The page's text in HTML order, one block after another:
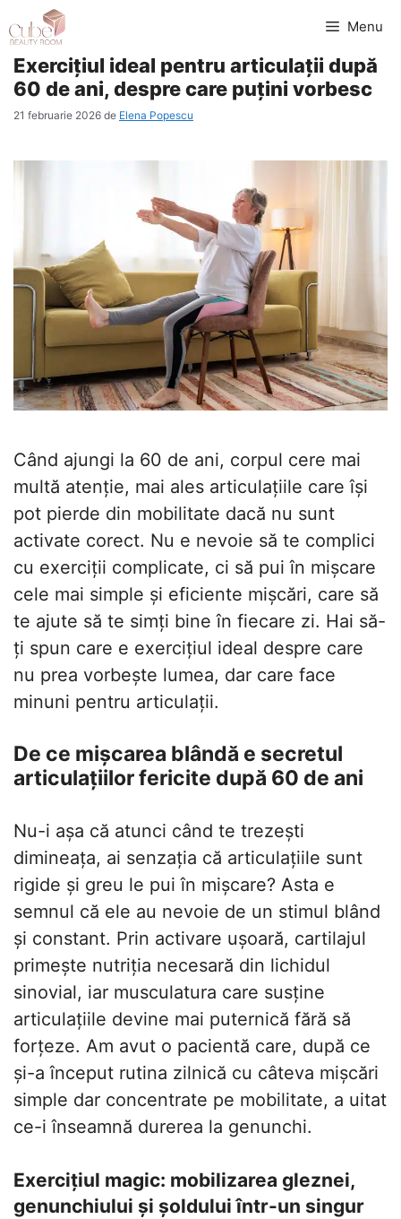
la
conținut
Menu
Exercițiul ideal pentru articulații după
60 de ani, despre care puțini vorbesc
21 februarie 2026 de Elena Popescu
Când ajungi la 60 de ani, corpul cere mai
multă atenție, mai ales articulațiile care își
pot pierde din mobilitate dacă nu sunt
activate corect. Nu e nevoie să te complici
cu exerciții complicate, ci să pui în mișcare
cele mai simple și eficiente mișcări, care să
te ajute să te simți bine în fiecare zi. Hai să-
ți spun care e exercițiul ideal despre care
nu prea vorbește lumea, dar care face
minuni pentru articulații.
De ce mișcarea blândă e secretul
articulațiilor fericite după 60 de ani
Nu-i așa că atunci când te trezești
dimineața, ai senzația că articulațiile sunt
rigide și greu le pui în mișcare? Asta e
semnul că ele au nevoie de un stimul blând
și constant. Prin activare ușoară, cartilajul
primește nutriția necesară din lichidul
sinovial, iar musculatura care susține
articulațiile devine mai puternică fără să
forțeze. Am avut o pacientă care, după ce
și-a început rutina zilnică cu câteva mișcări
simple dar concentrate pe mobilitate, a uitat
ce-i înseamnă durerea la genunchi.
Exercițiul magic: mobilizarea gleznei,
genunchiului și șoldului într-un singur